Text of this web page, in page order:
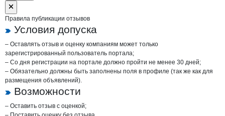
Правила публикации отзывов
Условия допуска
– Оставлять отзыв и оценку компаниям может только
зарегистрированный пользователь портала;
– Со дня регистрации на портале должно пройти не менее 30 дней;
– Обязательно должны быть заполнены поля в профиле (так же как для
размещения объявлений).
Возможности
– Оставить отзыв с оценкой;